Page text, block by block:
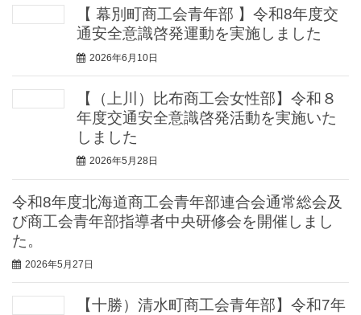
【 幕別町商工会青年部 】令和8年度交
通安全意識啓発運動を実施しました
2026年6月10日
【（上川）比布商工会女性部】令和８
年度交通安全意識啓発活動を実施いた
しました
2026年5月28日
令和8年度北海道商工会青年部連合会通常総会及
び商工会青年部指導者中央研修会を開催しまし
た。
2026年5月27日
【十勝）清水町商工会青年部】令和7年